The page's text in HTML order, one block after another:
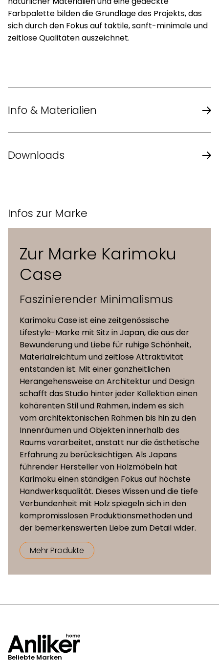
Farbpalette bilden die Grundlage des Projekts, das
sich durch den Fokus auf taktile, sanft-minimale und
zeitlose Qualitäten auszeichnet.
Info & Materialien
Sitzhöhe 40 cm
Material
Eiche natur, Eiche geräuchert,
(verfügbare
Kollektionen)
Maple, Steelcut Trio 3, Hallingdal
65, Moss, Vidar 4, Coda 2
Downloads
Infos zur Marke
Zur Marke Karimoku
Case
Faszinierender Minimalismus
Karimoku Case ist eine zeitgenössische
Lifestyle-Marke mit Sitz in Japan, die aus der
Bewunderung und Liebe für ruhige Schönheit,
Materialreichtum und zeitlose Attraktivität
entstanden ist. Mit einer ganzheitlichen
Herangehensweise an Architektur und Design
schafft das Studio hinter jeder Kollektion einen
kohärenten Stil und Rahmen, indem es sich
vom architektonischen Rahmen bis hin zu den
Innenräumen und Objekten innerhalb des
Raums vorarbeitet, anstatt nur die ästhetische
Erfahrung zu berücksichtigen. Als Japans
führender Hersteller von Holzmöbeln hat
Karimoku einen ständigen Fokus auf höchste
Handwerksqualität. Dieses Wissen und die tiefe
Verbundenheit mit Holz spiegeln sich in den
kompromisslosen Produktionsmethoden und
der bemerkenswerten Liebe zum Detail wider.
Mehr Produkte
Beliebte Marken